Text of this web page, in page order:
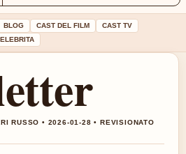
BLOG CAST DEL FILM
CAST TV
RUSSO • 2026-01-28 • REVISIONATO